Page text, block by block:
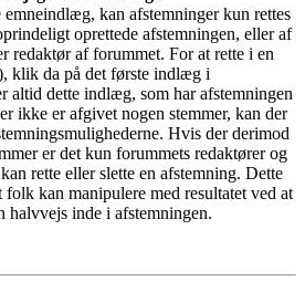
emneindlæg, kan afstemninger kun rettes
oprettede afstemningen, eller af
redaktør af forummet. For at rette i en
klik da på det første indlæg i
altid dette indlæg, som har afstemningen
ikke er afgivet nogen stemmer, kan der
Hvis der derimod
er det kun forummets redaktører og
rette eller slette en afstemning. Dette
kan manipulere med resultatet ved at
halvvejs inde i afstemningen.